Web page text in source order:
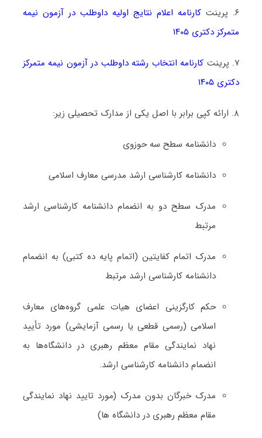
۶. پرینت
کارنامه اعلام نتایج اولیه داوطلب در آزمون نیمه
متمرکز دکتری ۱۴۰۵
۷. پرینت
کارنامه انتخاب رشته داوطلب در آزمون نیمه متمرکز
دکتری ۱۴۰۵
۸. ارائه کپی برابر با اصل یکی از مدارک تحصیلی زیر:
دانشنامه سطح سه حوزوی
دانشنامه کارشناسی ارشد مدرسی معارف اسلامی
مدرک سطح دو به انضمام دانشنامه کارشناسی ارشد
مرتبط
مدرک اتمام کفایتین (اتمام پایه ده کتبی) به انضمام
دانشنامه کارشناسی ارشد مرتبط
حکم کارگزینی اعضای هیات علمی گروه‌های معارف
اسلامی (رسمی قطعی یا رسمی آزمایشی) مورد تأیید
نهاد نمایندگی مقام معظم رهبری در دانشگاه‌ها به
انضمام دانشنامه کارشناسی ارشد.
مدرک خبرگان بدون مدرک (مورد تایید نهاد نمایندگی
مقام معظم رهبری در دانشگاه ها)